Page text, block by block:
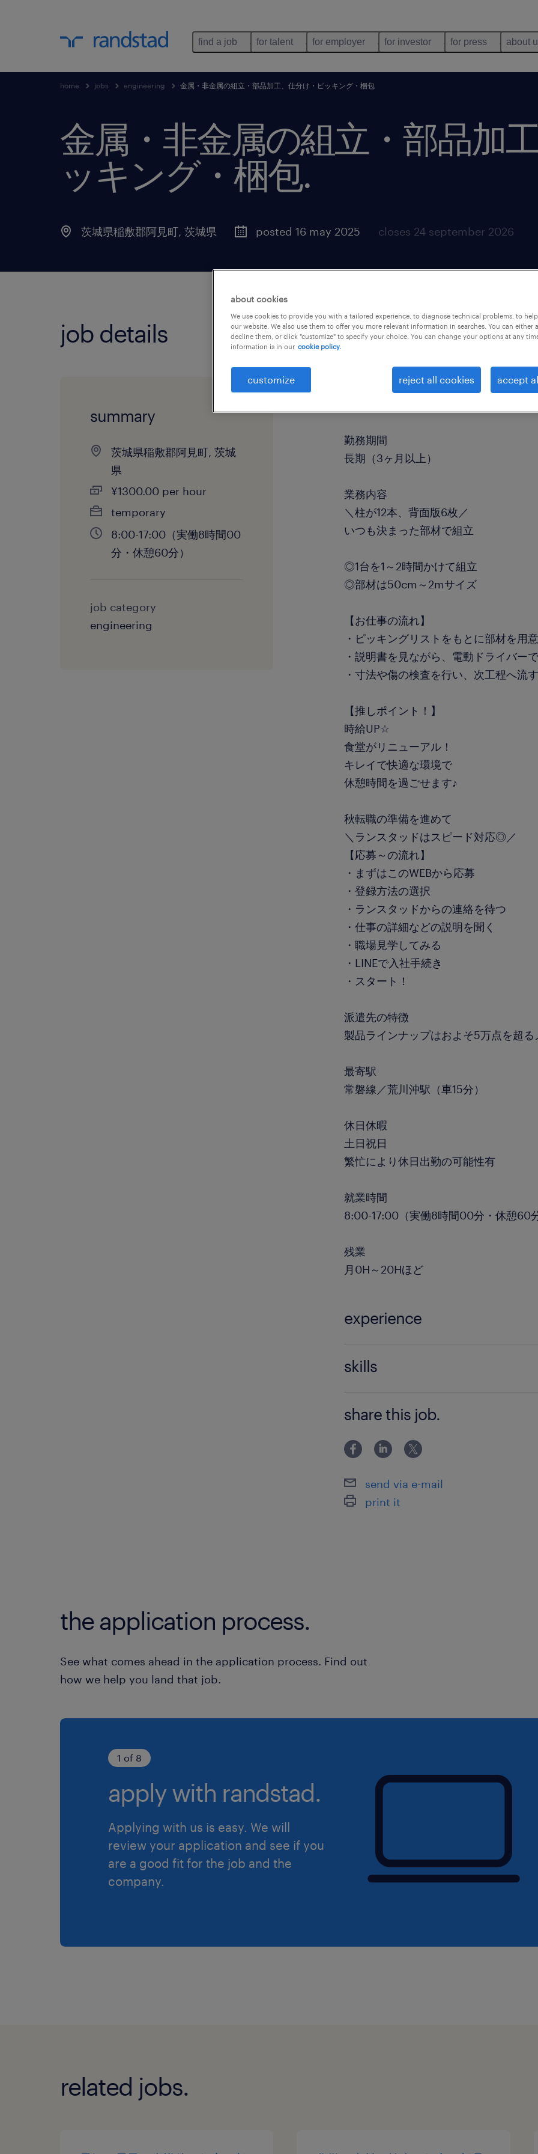
find a job for talent for employer for investor for press about
home jobs engineering 金属・非金属の組立・部品加工、仕分け・ピッキング・梱包
金属・非金属の組立・部品加
ッキング・梱包.
茨城県稲敷郡阿見町, 茨城県 posted 16 may 2025 closes 24 september 2026
job details
summary
茨城県稲敷郡阿見町, 茨城
県
¥1300.00 per hour
temporary
8:00-17:00（実働8時間00
分・休憩60分）
job category
engineering
勤務期間
長期（3ヶ月以上）
業務内容
＼柱が12本、背面版6枚／
いつも決まった部材で組立
◎1台を1～2時間かけて組立
◎部材は50cm～2mサイズ
【お仕事の流れ】
・ピッキングリストをもとに部材を用
・説明書を見ながら、電動ドライバー
・寸法や傷の検査を行い、次工程へ流
【推しポイント！】
時給UP☆
食堂がリニューアル！
キレイで快適な環境で
休憩時間を過ごせます♪
秋転職の準備を進めて
＼ランスタッドはスピード対応◎／
【応募～の流れ】
・まずはこのWEBから応募
・登録方法の選択
・ランスタッドからの連絡を待つ
・仕事の詳細などの説明を聞く
・職場見学してみる
・LINEで入社手続き
・スタート！
派遣先の特徴
製品ラインナップはおよそ5万点を超
最寄駅
常磐線／荒川沖駅（車15分）
休日休暇
土日祝日
繁忙により休日出勤の可能性有
就業時間
8:00-17:00（実働8時間00分・休憩60
残業
月0H～20Hほど
experience
の環境です！ ランスタッドなら♪ ＼不
しっかりヒアリングしてお仕事のご
skills
share this job.
send via e-mail
print it
the application process.
See what comes ahead in the application process. Find out
how we help you land that job.
1 of 8
apply with randstad.
Applying with us is easy. We will
review your application and see if you
are a good fit for the job and the
company.
related jobs.
about cookies
We use cookies to provide you with a tailored experience, to diagnose technical problems, to
our website. We also use them to offer you more relevant information in searches. You can either
decline them, or click "customize" to specify your choice. You can change your options at any
information is in our cookie policy.
customize reject all cookies accept